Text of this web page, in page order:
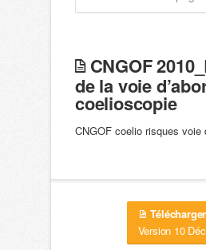
CNGOF
de la voie
coelioscopie
CNGOF coelio risques voie
Version 10